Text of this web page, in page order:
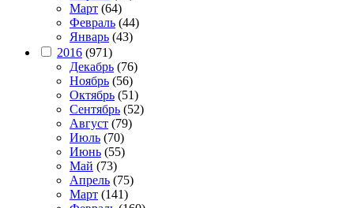
Март (64)
Февраль (44)
Январь (43)
2016 (971)
Декабрь (76)
Ноябрь (56)
Октябрь (51)
Сентябрь (52)
Август (79)
Июль (70)
Июнь (55)
Май (73)
Апрель (75)
Март (141)